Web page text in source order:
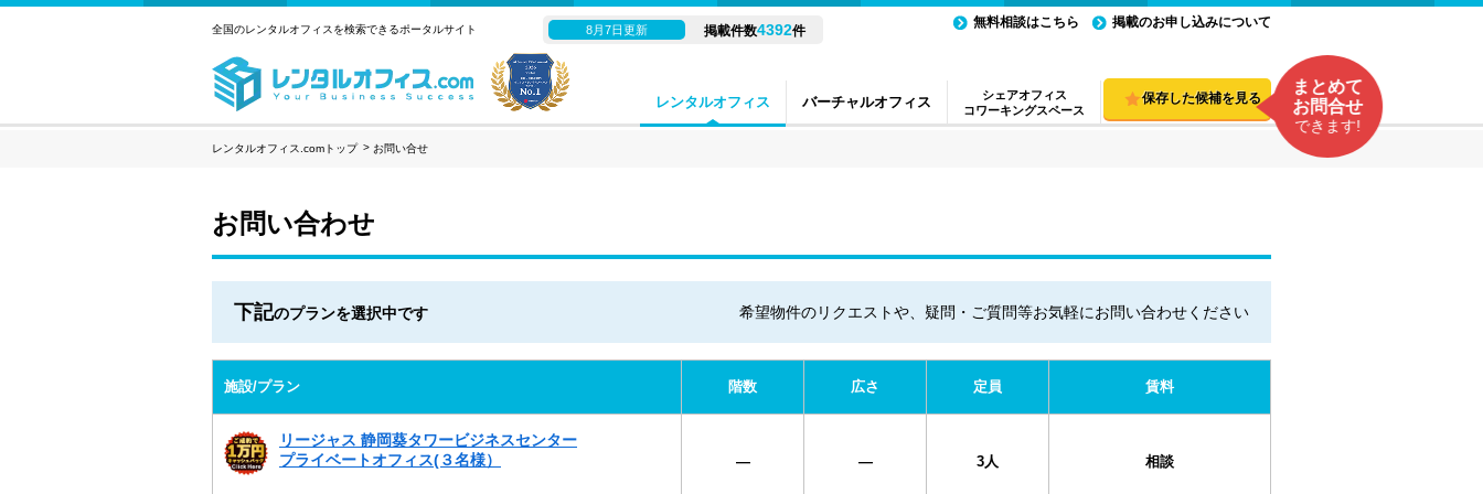
レンタルオフィス バーチャルオフィス
シェアオフィス
コワーキングスペース
全国のレンタルオフィスを検索できるポータルサイト 8月7日更新 掲載件数4392件
無料相談はこちら 掲載のお申し込みについて
保存した候補を見る
まとめて
お問合せ
できます!
レンタルオフィス.comトップ お問い合せ
お問い合わせ
下記のプランを選択中です 希望物件のリクエストや、疑問・ご質問等お気軽にお問い合わせください
施設/プラン 階数 広さ 定員 賃料
リージャス 静岡葵タワービジネスセンター
プライベートオフィス(３名様）
― ― 3人 相談